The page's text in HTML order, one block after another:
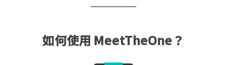
如何使用 MeetTheOne？